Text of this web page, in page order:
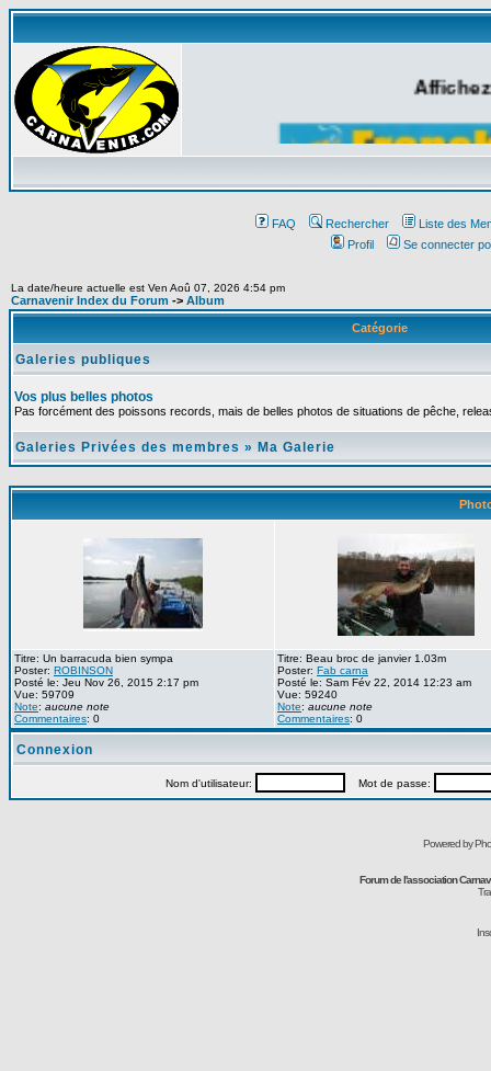
FAQ Rechercher
Liste des
Profil
Se connecter
La date/heure actuelle est Ven Aoû 07, 2026 4:54 pm
Carnavenir Index du Forum -> Album
Catégorie
Galeries publiques
Vos plus belles photos
Pas forcément des poissons records, mais de belles photos de situations de pêche,
Galeries Privées des membres » Ma Galerie
Titre: Un barracuda bien sympa
Poster: ROBINSON
Posté le: Jeu Nov 26, 2015 2:17 pm
Vue: 59709
Note: aucune note
Commentaires: 0
Titre: Beau broc de janvier 1.03m
Poster: Fab carna
Posté le: Sam Fév 22, 2014 12:23 am
Vue: 59240
Note: aucune note
Commentaires: 0
Connexion
Nom d'utilisateur: Mot de passe:
Powered by
Forum de l'association